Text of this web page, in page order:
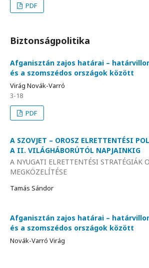
PDF
Biztonságpolitika
Afganisztán zajos határai –
és a szomszédos országok között
Virág Novák-Varró
3-18
PDF
A SZOVJET – OROSZ ELRETTENTÉSI
A II. VILÁGHÁBORÚTÓL NAPJAINKIG
A NYUGATI ELRETTENTÉSI STRATÉGIÁK
MEGKÖZELÍTÉSE
Tamás Sándor
Afganisztán zajos határai –
és a szomszédos országok között
Novák-Varró Virág